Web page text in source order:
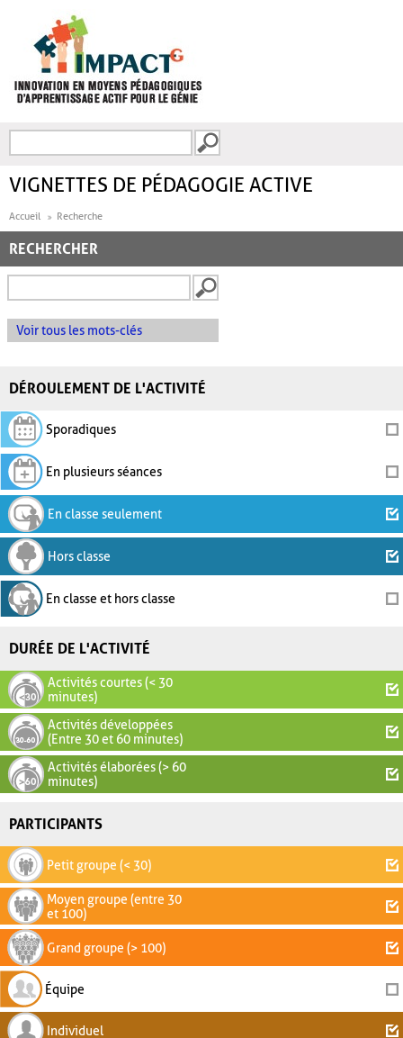
FORMULAIRE DE
VIGNETTES DE PÉDAGOGIE ACTIVE
Accueil Recherche
RECHERCHER
Voir tous les mots-clés
DÉROULEMENT DE L'ACTIVITÉ
Sporadiques
En plusieurs séances
En classe seulement
Hors classe
En classe et hors classe
DURÉE DE L'ACTIVITÉ
Activités courtes (< 30
minutes)
Activités développées
(Entre 30 et 60 minutes)
Activités élaborées (> 60
minutes)
PARTICIPANTS
Petit groupe (< 30)
Moyen groupe (entre 30
et 100)
Grand groupe (> 100)
Équipe
Individuel